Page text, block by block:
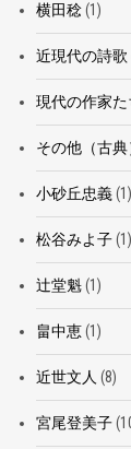
横田稔(1)
近現代の詩歌
現代の作家た
その他（古典
小砂丘忠義(1)
松谷みよ子(1)
辻堂魁(1)
畠中恵(1)
近世文人 (8)
宮尾登美子